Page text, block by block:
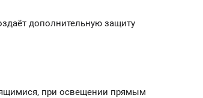
дополнительную защиту
при освещении прямым